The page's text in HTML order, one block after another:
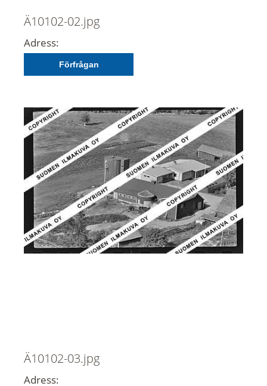
Ä10102-02.jpg
Adress:
Förfrågan
Ä10102-03.jpg
Adress: